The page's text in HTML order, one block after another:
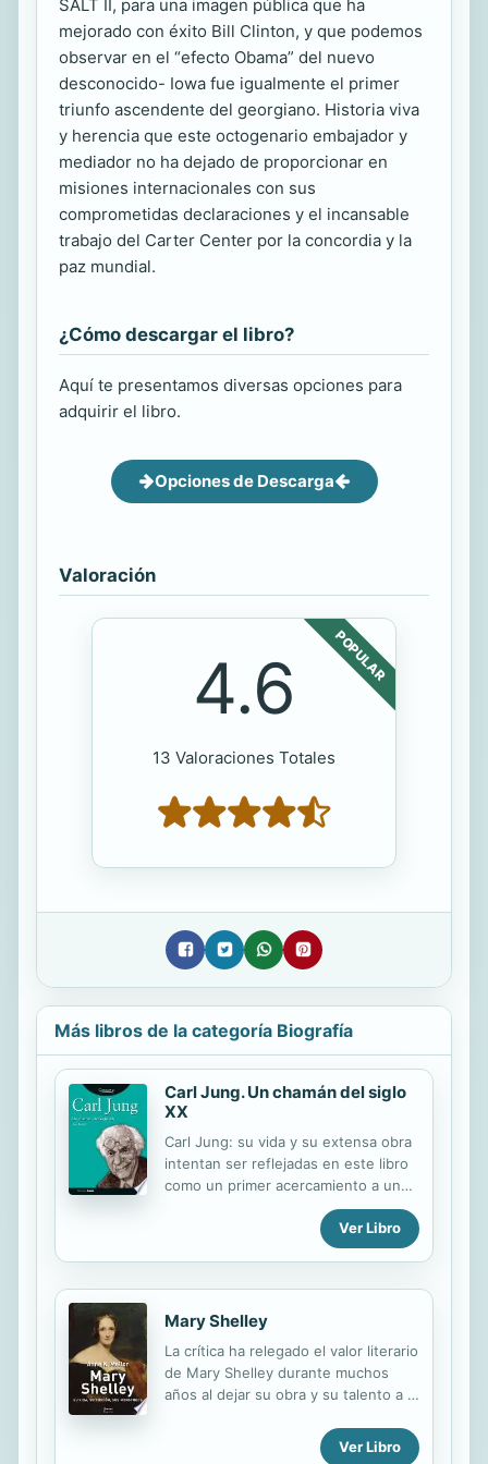
SALT II, para una imagen pública que ha
mejorado con éxito Bill Clinton, y que podemos
observar en el “efecto Obama” del nuevo
desconocido- Iowa fue igualmente el primer
triunfo ascendente del georgiano. Historia viva
y herencia que este octogenario embajador y
mediador no ha dejado de proporcionar en
misiones internacionales con sus
comprometidas declaraciones y el incansable
trabajo del Carter Center por la concordia y la
paz mundial.
¿Cómo descargar el libro?
Aquí te presentamos diversas opciones para
adquirir el libro.
Opciones de Descarga
Valoración
POPULAR
4.6
13 Valoraciones Totales
Más libros de la categoría Biografía
Carl Jung. Un chamán del siglo
XX
Carl Jung: su vida y su extensa obra
intentan ser reflejadas en este libro
como un primer acercamiento a un
autor fundamental del pensamiento
Ver Libro
Mary Shelley
La crítica ha relegado el valor literario
de Mary Shelley durante muchos
años al dejar su obra y su talento a la
Bysshe Shelley, considerado como
uno de los grandes poetas de las
Ver Libro